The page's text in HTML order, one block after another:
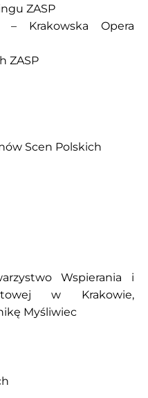
ZASP
– Krakowska Opera
ZASP
Scen Polskich
Wspierania i
w Krakowie,
Myśliwiec